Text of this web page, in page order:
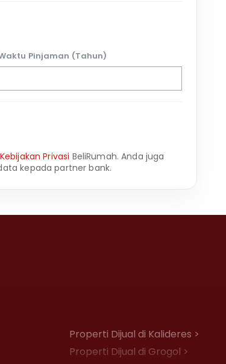
Pinjaman (Tahun)
Kebijakan Privasi BeliRumah. Anda juga
kepada partner bank.
Properti Dijual di Kalideres >
Properti Dijual di Grogol >